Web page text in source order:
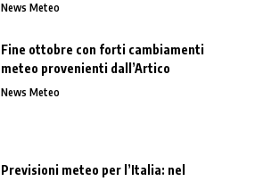
News Meteo
Fine ottobre con forti cambiamenti
meteo provenienti dall’Artico
News Meteo
Previsioni meteo per l’Italia: nel